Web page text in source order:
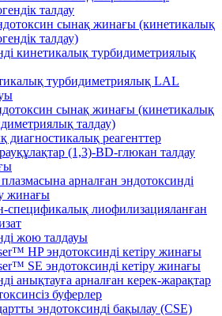
талдау
сынақ жинағы (кинетикалық
талдау)
кинетикалық турбидиметриялық
турбидиметриялық LAL
сынақ жинағы (кинетикалық
талдау)
диагностикалық реагенттер
(1,3)-BD-глюкан талдау
арналған эндотоксинді
жинағы
спецификалық лиофилизацияланған
жою талдауы
HP эндотоксинді кетіру жинағы
SE эндотоксинді кетіру жинағы
анықтауға арналған керек-жарақтар
буферлер
эндотоксинді бақылау (CSE)